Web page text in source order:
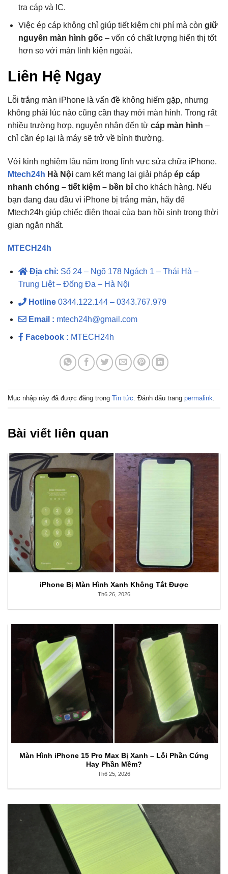
tra cáp và IC.
Việc ép cáp không chỉ giúp tiết kiệm chi phí mà còn giữ
nguyên màn hình gốc– vốn có chất lượng hiển thị tốt
hơn so với màn linh kiện ngoài.
Liên Hệ Ngay
Lỗi trắng màn iPhone là vấn đề không hiếm gặp, nhưng
không phải lúc nào cũng cần thay mới màn hình. Trong rất
nhiều trường hợp, nguyên nhân đến từ cáp màn hình –
chỉ cần ép lại là máy sẽ trở về bình thường.
Với kinh nghiệm lâu năm trong lĩnh vực sửa chữa iPhone.
Mtech24h Hà Nội cam kết mang lại giải pháp ép cáp
nhanh chóng – tiết kiệm – bền bỉ cho khách hàng. Nếu
bạn đang đau đầu vì iPhone bị trắng màn, hãy để
Mtech24h giúp chiếc điện thoại của bạn hồi sinh trong thời
gian ngắn nhất.
MTECH24h
Địa chỉ: Số 24 – Ngõ 178 Ngách 1 – Thái Hà –
Trung Liệt – Đống Đa – Hà Nội
Hotline0344.122.144 – 0343.767.979
Email : mtech24h@gmail.com
Facebook : MTECH24h
Mục nhập này đã được đăng trong Tin tức. Đánh dấu trang permalink.
Bài viết liên quan
iPhone Bị Màn Hình Xanh Không Tắt Được
Th6 26, 2026
Màn Hình iPhone 15 Pro Max Bị Xanh – Lỗi Phần Cứng
Hay Phần Mềm?
Th6 25, 2026